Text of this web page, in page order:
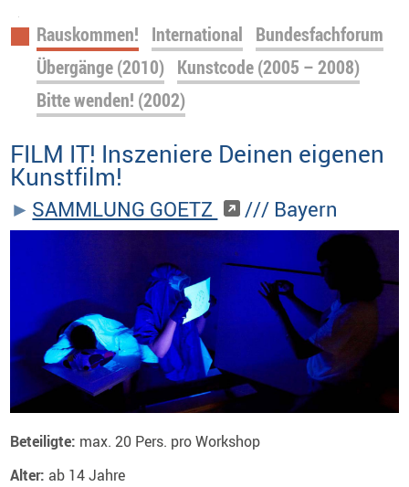
Navigation
überspringen
Rauskommen! International Bundesfachforum
Übergänge (2010) Kunstcode (2005 – 2008)
Bitte wenden! (2002)
FILM IT! Inszeniere Deinen eigenen
Kunstfilm!
SAMMLUNG GOETZ /// Bayern
Beteiligte: max. 20 Pers. pro Workshop
Alter: ab 14 Jahre